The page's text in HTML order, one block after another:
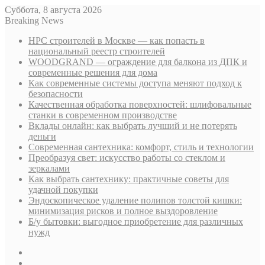
Суббота, 8 августа 2026
Breaking News
НРС строителей в Москве — как попасть в
национальный реестр строителей
WOODGRAND — ограждение для балкона из ДПК и
современные решения для дома
Как современные системы доступа меняют подход к
безопасности
Качественная обработка поверхностей: шлифовальные
станки в современном производстве
Вклады онлайн: как выбрать лучший и не потерять
деньги
Современная сантехника: комфорт, стиль и технологии
Преобразуя свет: искусство работы со стеклом и
зеркалами
Как выбрать сантехнику: практичные советы для
удачной покупки
Эндоскопическое удаление полипов толстой кишки:
минимизация рисков и полное выздоровление
Б/у бытовки: выгодное приобретение для различных
нужд